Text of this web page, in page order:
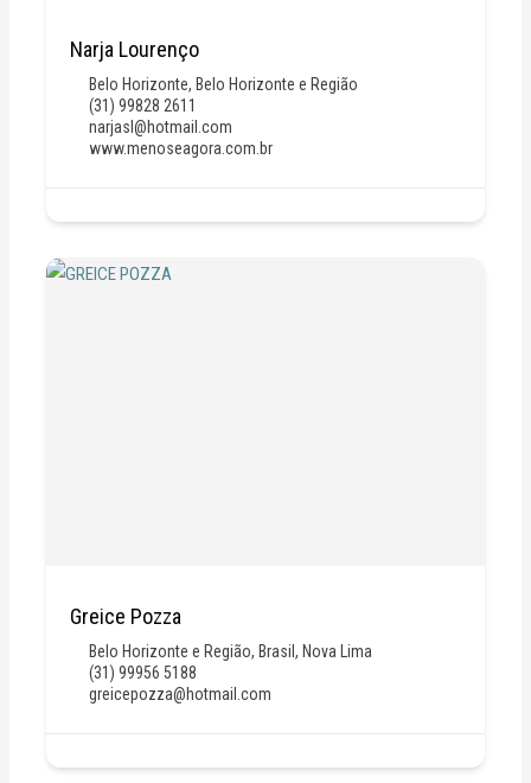
Narja Lourenço
Belo Horizonte, Belo Horizonte e Região
(31) 99828 2611
narjasl@hotmail.com
www.menoseagora.com.br
Greice Pozza
Belo Horizonte e Região, Brasil , Nova Lima
(31) 99956 5188
greicepozza@hotmail.com